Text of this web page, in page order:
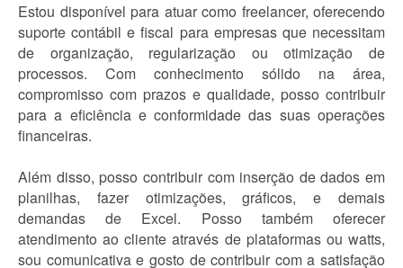
Estou disponível para atuar como freelancer, oferecendo
suporte contábil e fiscal para empresas que necessitam
de organização, regularização ou otimização de
processos. Com conhecimento sólido na área,
compromisso com prazos e qualidade, posso contribuir
para a eficiência e conformidade das suas operações
financeiras.
Além disso, posso contribuir com inserção de dados em
planilhas, fazer otimizações, gráficos, e demais
demandas de Excel. Posso também oferecer
atendimento ao cliente através de plataformas ou watts,
sou comunicativa e gosto de contribuir com a satisfação